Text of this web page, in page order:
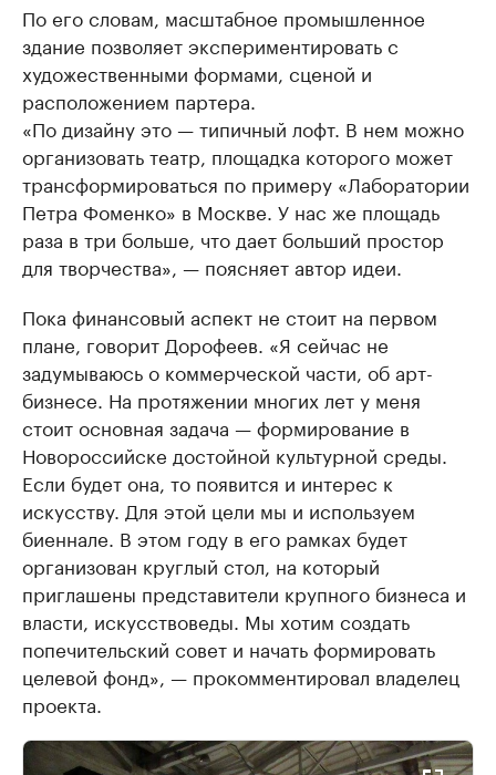
По его словам, масштабное промышленное
здание позволяет экспериментировать с
художественными формами, сценой и
расположением партера.
​«По дизайну это — типичный лофт. В нем можно
организовать театр, площадка которого может
трансформироваться по примеру «Лаборатории
Петра Фоменко» в Москве. У нас же площадь
раза в три больше, что дает больший простор
для творчества», — поясняет автор идеи.
Пока финансовый аспект не стоит на первом
плане, говорит Дорофеев. «Я сейчас не
задумываюсь о коммерческой части, об арт-
бизнесе. На протяжении многих лет у меня
стоит основная задача — формирование в
Новороссийске достойной культурной среды.
Если будет она, то появится и интерес к
искусству. Для этой цели мы и используем
биеннале. В этом году в его рамках будет
организован круглый стол, на который
приглашены представители крупного бизнеса и
власти, искусствоведы. Мы хотим создать
попечительский совет и начать формировать
целевой фонд», — прокомментировал владелец
проекта.